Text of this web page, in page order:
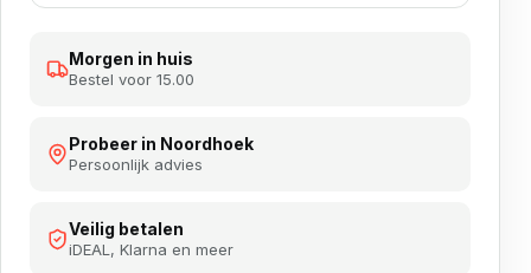
Morgen in huis
Bestel voor 15.00
Probeer in Noordhoek
Persoonlijk advies
Veilig betalen
iDEAL, Klarna en meer